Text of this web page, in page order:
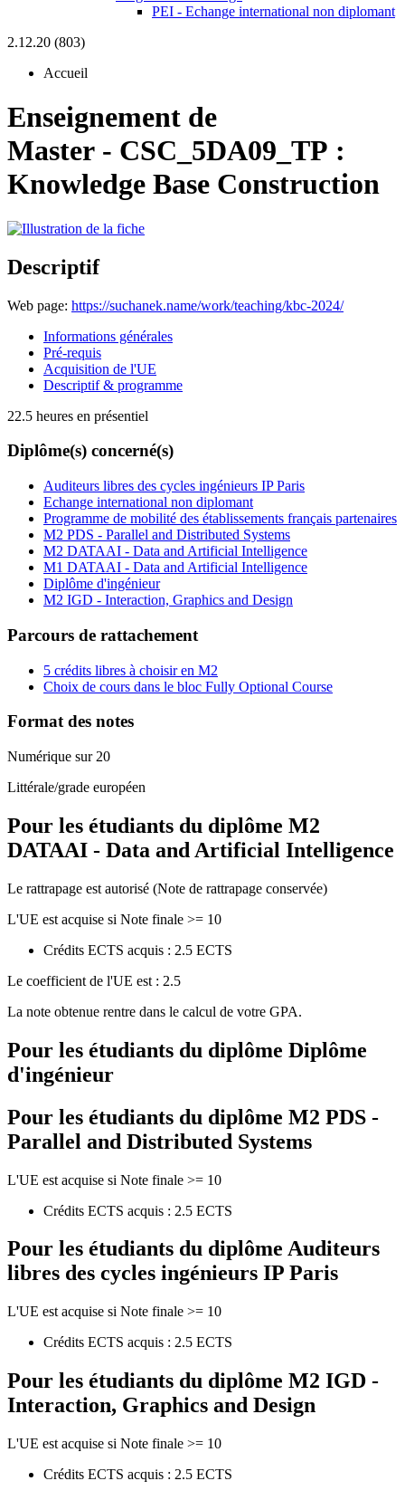
PEI - Echange international non diplomant
2.12.20 (803)
Accueil
Enseignement de
Master - CSC_5DA09_TP :
Knowledge Base Construction
Descriptif
Web page: https://suchanek.name/work/teaching/kbc-2024/
Informations générales
Pré-requis
Acquisition de l'UE
Descriptif & programme
22.5 heures en présentiel
Diplôme(s) concerné(s)
Auditeurs libres des cycles ingénieurs IP Paris
Echange international non diplomant
Programme de mobilité des établissements français partenaires
M2 PDS - Parallel and Distributed Systems
M2 DATAAI - Data and Artificial Intelligence
M1 DATAAI - Data and Artificial Intelligence
Diplôme d'ingénieur
M2 IGD - Interaction, Graphics and Design
Parcours de rattachement
5 crédits libres à choisir en M2
Choix de cours dans le bloc Fully Optional Course
Format des notes
Numérique sur 20
Littérale/grade européen
Pour les étudiants du diplôme M2
DATAAI - Data and Artificial Intelligence
Le rattrapage est autorisé (Note de rattrapage conservée)
L'UE est acquise si Note finale >= 10
Crédits ECTS acquis : 2.5 ECTS
Le coefficient de l'UE est : 2.5
La note obtenue rentre dans le calcul de votre GPA.
Pour les étudiants du diplôme Diplôme
d'ingénieur
Pour les étudiants du diplôme M2 PDS -
Parallel and Distributed Systems
L'UE est acquise si Note finale >= 10
Crédits ECTS acquis : 2.5 ECTS
Pour les étudiants du diplôme Auditeurs
libres des cycles ingénieurs IP Paris
L'UE est acquise si Note finale >= 10
Crédits ECTS acquis : 2.5 ECTS
Pour les étudiants du diplôme M2 IGD -
Interaction, Graphics and Design
L'UE est acquise si Note finale >= 10
Crédits ECTS acquis : 2.5 ECTS